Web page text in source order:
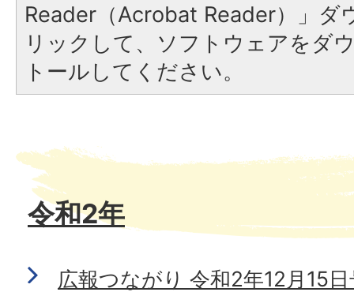
Reader（Acrobat Reader）」ダ
リックして、ソフトウェアをダ
トールしてください。
令和2年
広報つながり 令和2年12月15